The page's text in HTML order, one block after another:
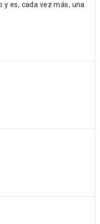
y es, cada vez más, una